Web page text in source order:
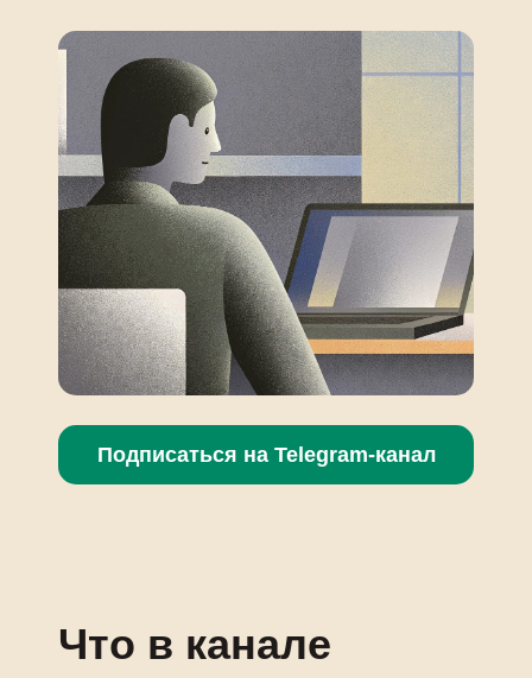
Загляните в наш видео-гид, где
мы покажем, как легко и просто
можно использовать все
возможности нашей базы. Будьте
уверены, здесь есть что посмотреть!
Подписаться на Telegram-канал
Что в канале